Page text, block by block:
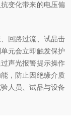
变化带来的电压偏
回路过流、试品击
元会立即触发保护
声光报警提示操作
，防止因绝缘介质
人员、试品与设备